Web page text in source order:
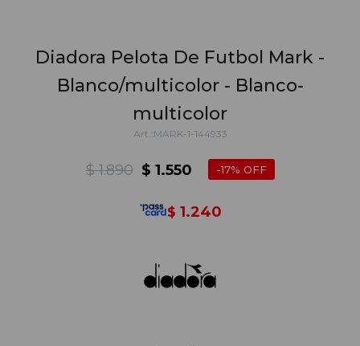
Diadora Pelota De Futbol Mark -
Blanco/multicolor - Blanco-
multicolor
MARK-1-144933
$ 1.550
$ 1.890 17
$ 1.240